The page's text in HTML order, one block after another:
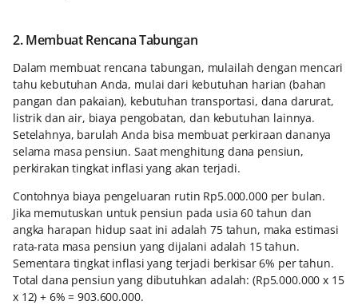
2. Membuat Rencana Tabungan
Dalam membuat rencana tabungan, mulailah dengan mencari
tahu kebutuhan Anda, mulai dari kebutuhan harian (bahan
pangan dan pakaian), kebutuhan transportasi, dana darurat,
listrik dan air, biaya pengobatan, dan kebutuhan lainnya.
Setelahnya, barulah Anda bisa membuat perkiraan dananya
selama masa pensiun. Saat menghitung dana pensiun,
perkirakan tingkat inflasi yang akan terjadi.
Contohnya biaya pengeluaran rutin Rp5.000.000 per bulan.
Jika memutuskan untuk pensiun pada usia 60 tahun dan
angka harapan hidup saat ini adalah 75 tahun, maka estimasi
rata-rata masa pensiun yang dijalani adalah 15 tahun.
Sementara tingkat inflasi yang terjadi berkisar 6% per tahun.
Total dana pensiun yang dibutuhkan adalah: (Rp5.000.000 x 15
x 12) + 6% = 903.600.000.